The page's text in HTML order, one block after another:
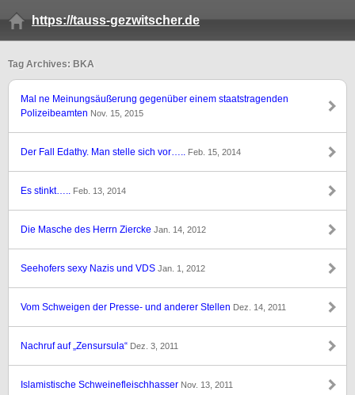
https://tauss-gezwitscher.de
Tag Archives: BKA
Mal ne Meinungsäußerung gegenüber einem staatstragenden
Polizeibeamten Nov. 15, 2015
Der Fall Edathy. Man stelle sich vor….. Feb. 15, 2014
Es stinkt….. Feb. 13, 2014
Die Masche des Herrn Ziercke Jan. 14, 2012
Seehofers sexy Nazis und VDS Jan. 1, 2012
Vom Schweigen der Presse- und anderer Stellen Dez. 14, 2011
Nachruf auf „Zensursula“ Dez. 3, 2011
Islamistische Schweinefleischhasser Nov. 13, 2011